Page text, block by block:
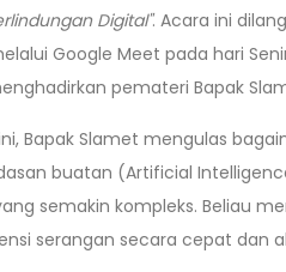
Digital". Acara ini
Google Meet pada hari
pemateri Bapak
Bapak Slamet mengulas
buatan (Artificial
semakin kompleks. Beliau
serangan secara cepat dan